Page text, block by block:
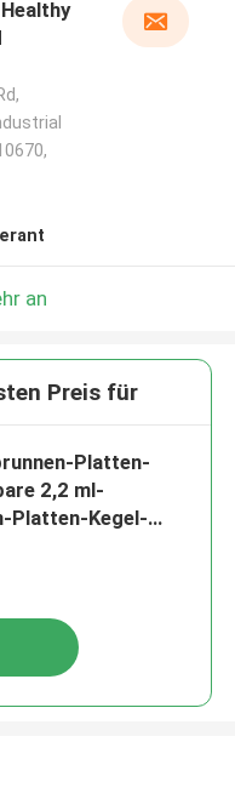
an
Preis für
Platten-
2,2 ml-
Platten-Kegel-